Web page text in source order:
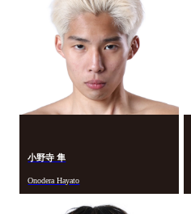
小野寺 隼
Onodera Hayato